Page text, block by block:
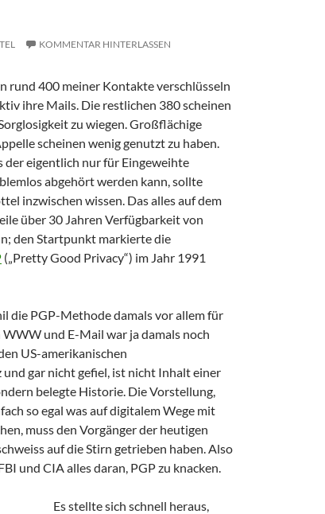
KOMMENTAR HINTERLASSEN
rund 400 meiner Kontakte verschlüsseln
ihre Mails. Die restlichen 380 scheinen
zu wiegen. Großflächige
scheinen wenig genutzt zu haben.
der eigentlich nur für Eingeweihte
abgehört werden kann, sollte
inzwischen wissen. Das alles auf dem
über 30 Jahren Verfügbarkeit von
den Startpunkt markierte die
(„Pretty Good Privacy“) im Jahr 1991
die PGP-Methode damals vor allem für
WWW und E-Mail war ja damals noch
US-amerikanischen
gar nicht gefiel, ist nicht Inhalt einer
belegte Historie. Die Vorstellung,
so egal was auf digitalem Wege mit
muss den Vorgänger der heutigen
auf die Stirn getrieben haben. Also
und CIA alles daran, PGP zu knacken.
Es stellte sich schnell heraus,